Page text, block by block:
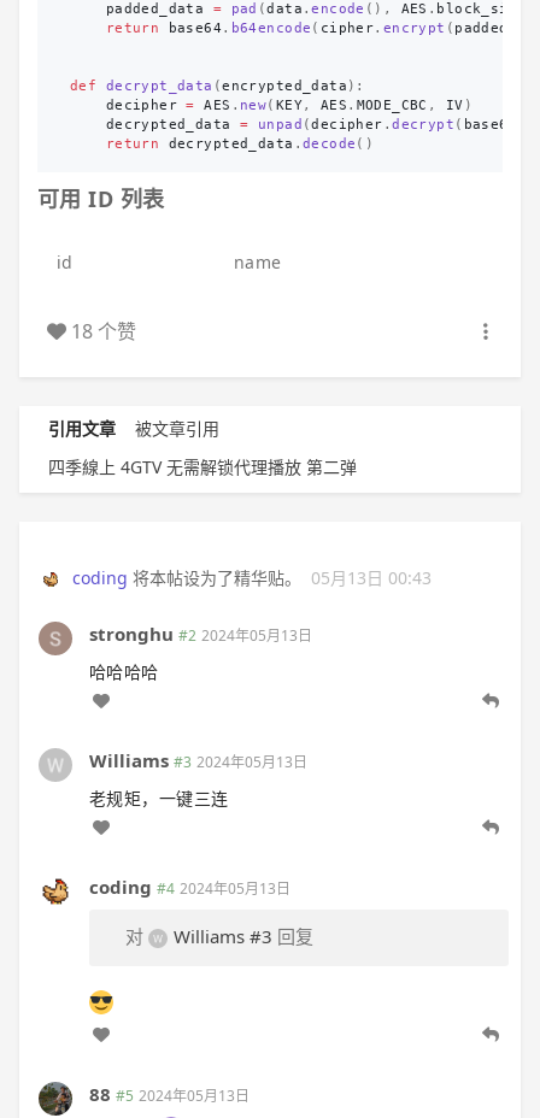
padded_data
= pad (data .encode (), AES . block_size
return
base64 . b64encode ( cipher. encrypt (
def decrypt_data (encrypted_data ):
decipher = AES . new( KEY, AES . MODE_CBC , IV )
decrypted_data
= unpad (decipher .decrypt ( base64
return
decrypted_data . decode ()
可用 ID 列表
id name
18 个赞
引用文章
被文章引用
四季線上 4GTV 无需解锁代理播放 第二弹
coding 将本帖设为了精华贴。 05月13日 00:43
stronghu #2 2024年05月13日
哈哈哈哈
Williams #3 2024年05月13日
老规矩，一键三连
coding #4 2024年05月13日
对 Williams #3 回复
88 #5 2024年05月13日